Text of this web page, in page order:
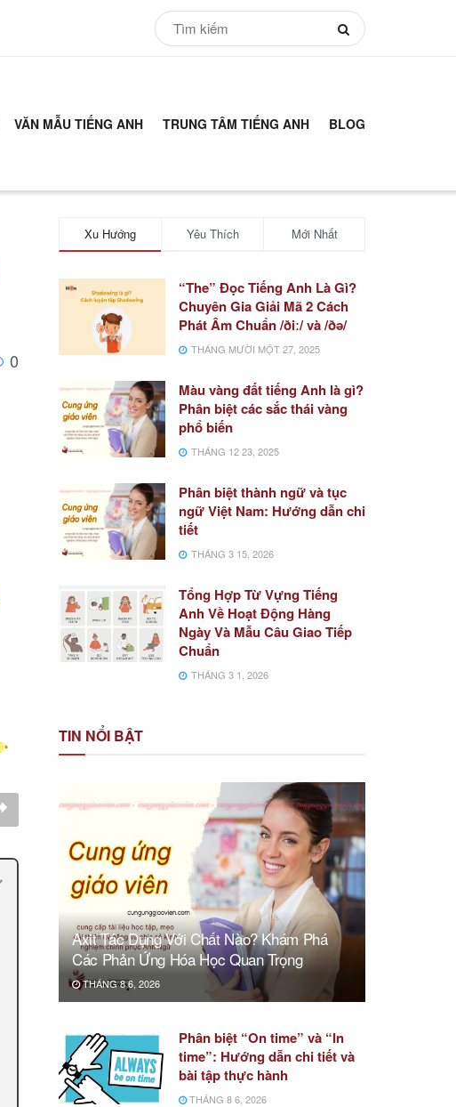
VĂN MẪU TIẾNG ANH TRUNG TÂM TIẾNG ANH BLOG
0
Xu Hướng Yêu Thích Mới Nhất
“The” Đọc Tiếng Anh Là Gì?
Chuyên Gia Giải Mã 2 Cách
Phát Âm Chuẩn /ðiː/ và /ðə/
THÁNG MƯỜI MỘT 27, 2025
Màu vàng đất tiếng Anh là gì?
Phân biệt các sắc thái vàng
phổ biến
THÁNG 12 23, 2025
Phân biệt thành ngữ và tục
ngữ Việt Nam: Hướng dẫn chi
tiết
THÁNG 3 15, 2026
Tổng Hợp Từ Vựng Tiếng
Anh Về Hoạt Động Hàng
Ngày Và Mẫu Câu Giao Tiếp
Chuẩn
THÁNG 3 1, 2026
TIN NỔI BẬT
Axit Tác Dụng Với Chất Nào? Khám Phá
Các Phản Ứng Hóa Học Quan Trọng
THÁNG 8 6, 2026
Phân biệt “On time” và “In
time”: Hướng dẫn chi tiết và
bài tập thực hành
THÁNG 8 6, 2026